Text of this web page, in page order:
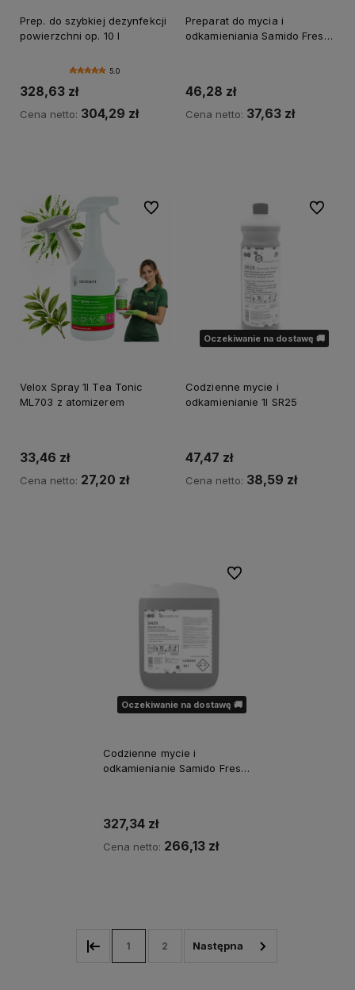
Prep. do szybkiej dezynfekcji
powierzchni op. 10 l
5.0
328,63 zł
Cena netto: 304,29 zł
Preparat do mycia i
odkamieniania Samido Fresh
46,28 zł
Cena netto: 37,63 zł
Velox Spray 1l Tea Tonic
ML703 z atomizerem
33,46 zł
Cena netto: 27,20 zł
Do ulubionych
Oczekiwanie na dostawę 🚚
Codzienne mycie i
odkamienianie 1l SR25
47,47 zł
Cena netto: 38,59 zł
Do
Oczekiwanie na dostawę 🚚
Codzienne mycie i
odkamienianie Samido Fresh
327,34 zł
Cena netto: 266,13 zł
Do ulubionych
1 2